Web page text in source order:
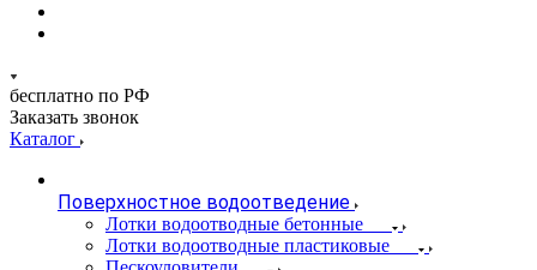
бесплатно по РФ
Заказать звонок
Каталог
Поверхностное водоотведение
Лотки водоотводные бетонные
Лотки водоотводные пластиковые